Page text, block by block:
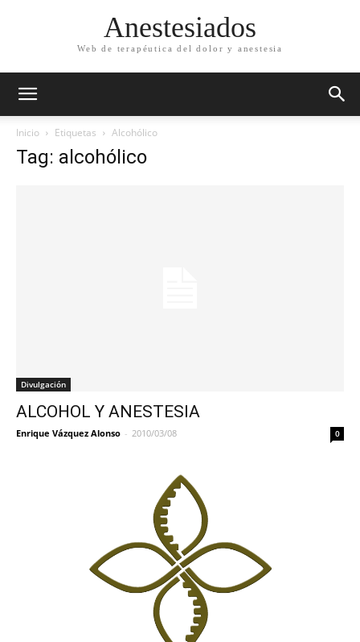
Anestesiados
Web de terapéutica del dolor y anestesia
Inicio Etiquetas Alcohólico
Tag: alcohólico
Divulgación
ALCOHOL Y ANESTESIA
Enrique Vázquez Alonso - 2010/03/08 0